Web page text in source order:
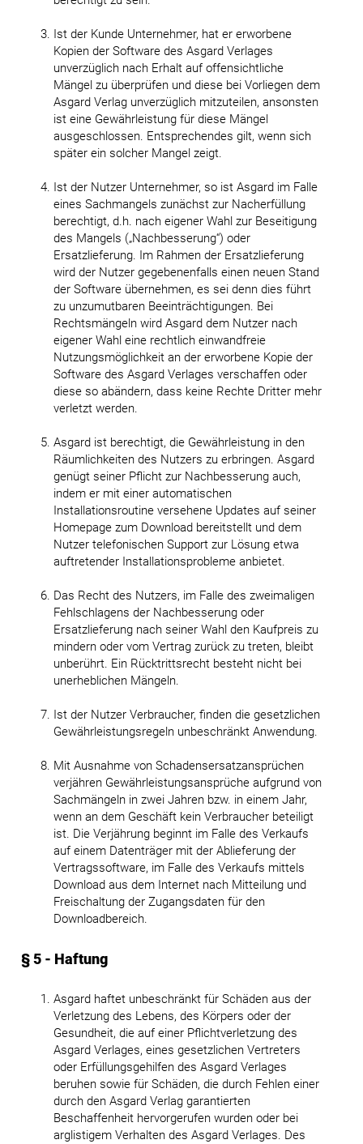
Ist der Kunde Unternehmer, hat er erworbene
Kopien der Software des Asgard Verlages
unverzüglich nach Erhalt auf offensichtliche
Mängel zu überprüfen und diese bei Vorliegen dem
Asgard Verlag unverzüglich mitzuteilen, ansonsten
ist eine Gewährleistung für diese Mängel
ausgeschlossen. Entsprechendes gilt, wenn sich
später ein solcher Mangel zeigt.
Ist der Nutzer Unternehmer, so ist Asgard im Falle
eines Sachmangels zunächst zur Nacherfüllung
berechtigt, d.h. nach eigener Wahl zur Beseitigung
des Mangels („Nachbesserung“) oder
Ersatzlieferung. Im Rahmen der Ersatzlieferung
wird der Nutzer gegebenenfalls einen neuen Stand
der Software übernehmen, es sei denn dies führt
zu unzumutbaren Beeinträchtigungen. Bei
Rechtsmängeln wird Asgard dem Nutzer nach
eigener Wahl eine rechtlich einwandfreie
Nutzungsmöglichkeit an der erworbene Kopie der
Software des Asgard Verlages verschaffen oder
diese so abändern, dass keine Rechte Dritter mehr
verletzt werden.
Asgard ist berechtigt, die Gewährleistung in den
Räumlichkeiten des Nutzers zu erbringen. Asgard
genügt seiner Pflicht zur Nachbesserung auch,
indem er mit einer automatischen
Installationsroutine versehene Updates auf seiner
Homepage zum Download bereitstellt und dem
Nutzer telefonischen Support zur Lösung etwa
auftretender Installationsprobleme anbietet.
Das Recht des Nutzers, im Falle des zweimaligen
Fehlschlagens der Nachbesserung oder
Ersatzlieferung nach seiner Wahl den Kaufpreis zu
mindern oder vom Vertrag zurück zu treten, bleibt
unberührt. Ein Rücktrittsrecht besteht nicht bei
unerheblichen Mängeln.
Ist der Nutzer Verbraucher, finden die gesetzlichen
Gewährleistungsregeln unbeschränkt Anwendung.
Mit Ausnahme von Schadensersatzansprüchen
verjähren Gewährleistungsansprüche aufgrund von
Sachmängeln in zwei Jahren bzw. in einem Jahr,
wenn an dem Geschäft kein Verbraucher beteiligt
ist. Die Verjährung beginnt im Falle des Verkaufs
auf einem Datenträger mit der Ablieferung der
Vertragssoftware, im Falle des Verkaufs mittels
Download aus dem Internet nach Mitteilung und
Freischaltung der Zugangsdaten für den
Downloadbereich.
§ 5 - Haftung
Asgard haftet unbeschränkt für Schäden aus der
Verletzung des Lebens, des Körpers oder der
Gesundheit, die auf einer Pflichtverletzung des
Asgard Verlages, eines gesetzlichen Vertreters
oder Erfüllungsgehilfen des Asgard Verlages
beruhen sowie für Schäden, die durch Fehlen einer
durch den Asgard Verlag garantierten
Beschaffenheit hervorgerufen wurden oder bei
arglistigem Verhalten des Asgard Verlages. Des